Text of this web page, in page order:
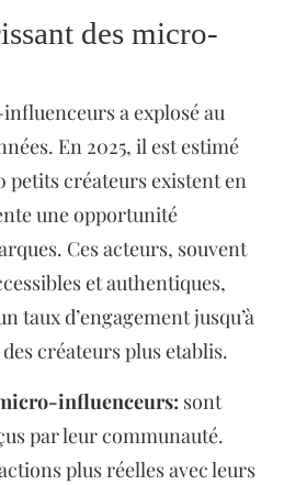
des micro-
a explosé au
En 2025, il est estimé
petits créateurs existent en
une opportunité
Ces acteurs, souvent
et authentiques,
taux d’engagement jusqu’à
créateurs plus etablis.
influenceurs: sont
par leur communauté.
plus réelles avec leurs